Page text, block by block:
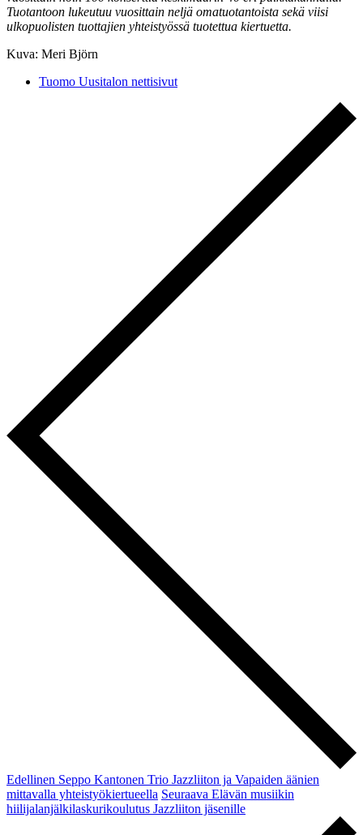
Tuotantoon lukeutuu vuosittain neljä omatuotantoista sekä viisi
ulkopuolisten tuottajien yhteistyössä tuotettua kiertuetta.
Kuva: Meri Björn
Tuomo Uusitalon nettisivut
Edellinen Seppo Kantonen Trio Jazzliiton ja Vapaiden äänien
mittavalla yhteistyökiertueella Seuraava Elävän musiikin
hiilijalanjälkilaskurikoulutus Jazzliiton jäsenille